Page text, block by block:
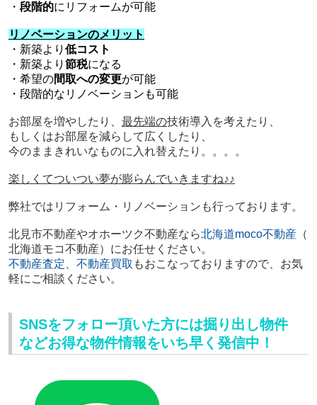
・ 段階的にリフォームが可能
リノベーションのメリット
・新築より 低コスト
・新築より 節税になる
・希望の間取への変更が可能
・段階的なリノベーションも可能
お部屋を増やしたり、 最先端の技術導入を考えたり、
もしくはお部屋を減らして広くしたり、
今のままきれいなものに入れ替えたり。。。。
楽しくてついつい夢が膨らんでいきますね♪♪
弊社ではリフォーム・リノベーションも行っております。
北見市不動産やオホーツク不動産なら北海道moco不動産（
北海道モコ不動産）にお任せください。
不動産査定、不動産買取 もおこなっておりますので、 お気
軽にご相談ください。
SNSをフォロー頂いた方には掘り出し物件
などお得な物件情報をいち早く発信中！